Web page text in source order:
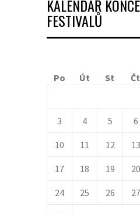
KALENDÁŘ
FESTIVALŮ
Po
Út St Čt
3 4 5 6
10 11 12 13
17 18 19 20
24 25 26 27